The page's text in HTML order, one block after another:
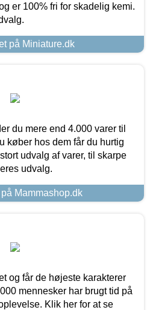
er 100% fri for skadelig kemi.
på Miniature.dk
du mere end 4.000 varer til
køber hos dem får du hurtig
udvalg af varer, til skarpe
udvalg.
Mammashop.dk
og får de højeste karakterer
mennesker har brugt tid på
Klik her for at se